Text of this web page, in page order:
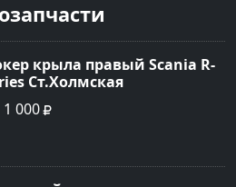
крыла правый Scania R-
Ст.Холмская
1 000